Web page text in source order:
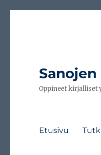
Oppineet kirjalliset
Etusivu